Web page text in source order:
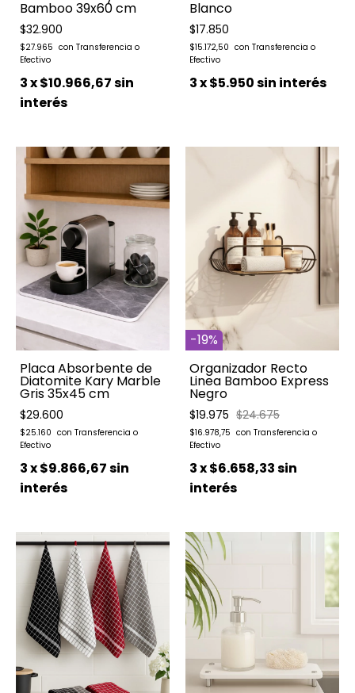
Bamboo 39x60 cm
$32.900
$27.965
3x$10.966,67sin
interés
Blanco
$17.850
$15.172,50
3x$5.950sin interés
Placa Absorbente de
Diatomite Kary Marble
Gris 35x45 cm
$29.600
$25.160
3x$9.866,67sin
interés
-19%
Organizador Recto
Linea Bamboo Express
Negro
$19.975 $24.675
$16.978,75
3x$6.658,33sin
interés